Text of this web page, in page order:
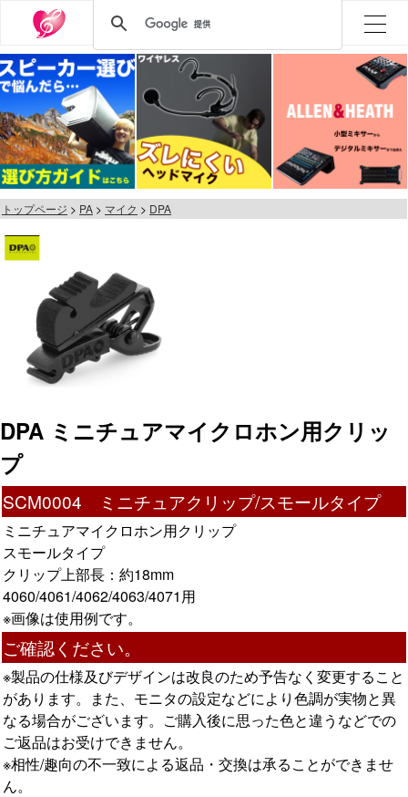
トップページ PA マイク DPA
DPA ミニチュアマイクロホン用クリッ
プ
SCM0004 ミニチュアクリップ/スモールタイプ
ミニチュアマイクロホン用クリップ
スモールタイプ
クリップ上部長：約18mm
4060/4061/4062/4063/4071用
※画像は使用例です。
ご確認ください。
※製品の仕様及びデザインは改良のため予告なく変更すること
があります。また、モニタの設定などにより色調が実物と異
なる場合がございます。ご購入後に思った色と違うなどでの
ご返品はお受けできません。
※相性/趣向の不一致による返品・交換は承ることができませ
ん。